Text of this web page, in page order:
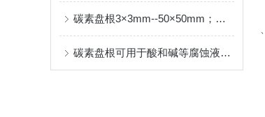
碳素盘根3×3mm--50×50mm；特殊规格或各类非标准产品可按客户要求制定
碳素盘根可用于酸和碱等腐蚀液体、有机溶剂等环境中